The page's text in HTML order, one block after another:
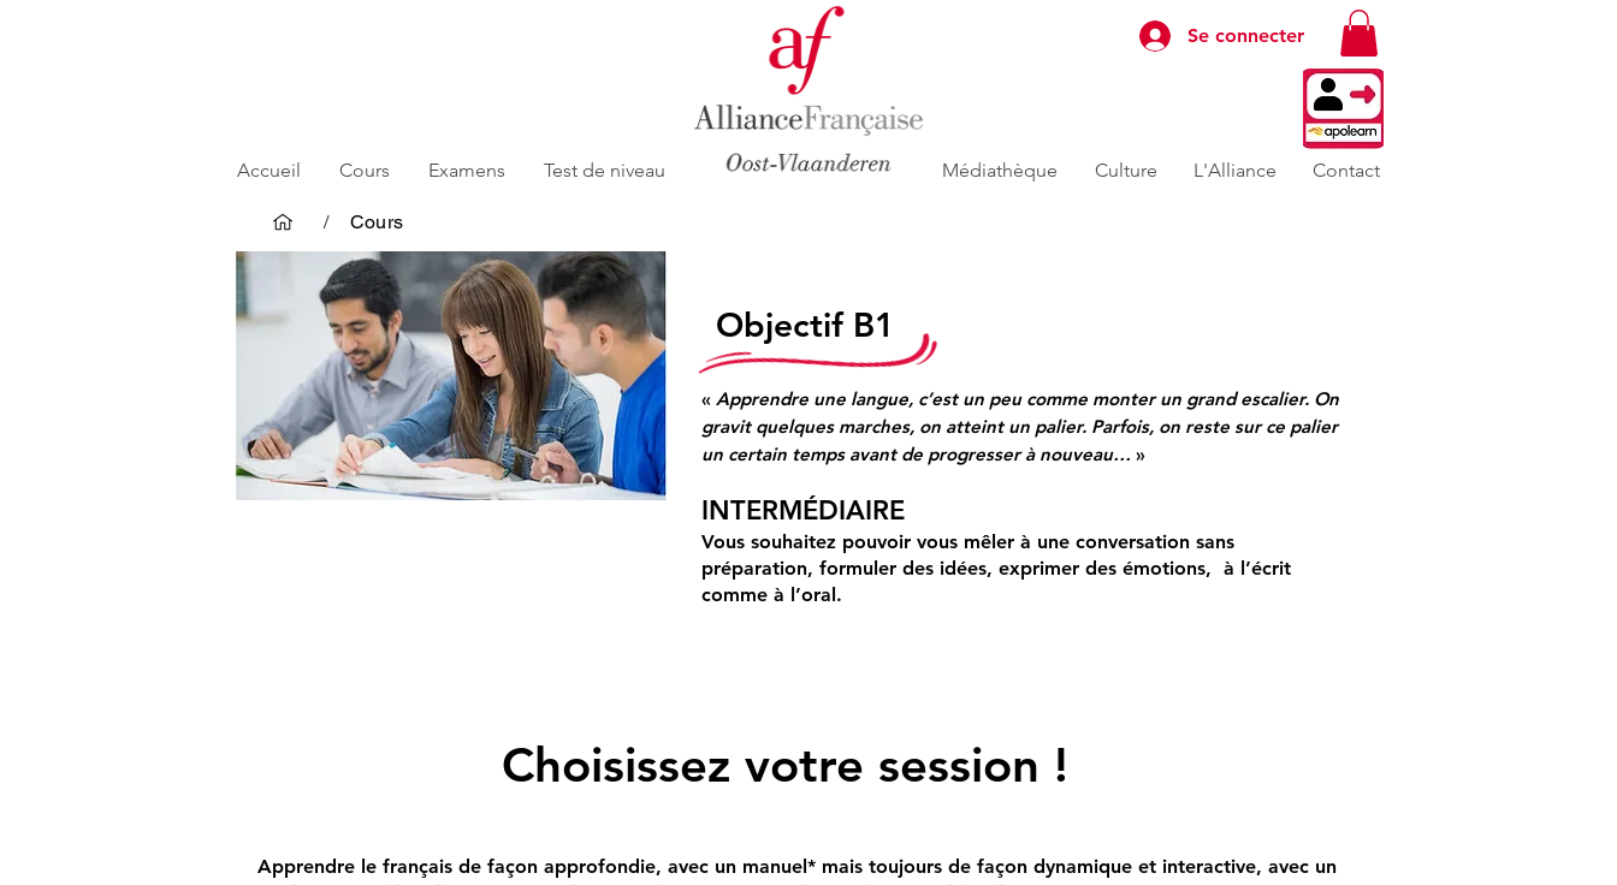
Accueil Cours Examens Test de niveau
Se connecter
Médiathèque Culture L'Alliance Contact
Objectif B1
« Apprendre une langue, c’est un peu comme monter un grand escalier. On
gravit quelques marches, on atteint un palier. Parfois, on reste sur ce palier
un certain temps avant de progresser à nouveau… »
INTERMÉDIAIRE
Vous souhaitez pouvoir vous mêler à une conversation sans
préparation, formuler des idées, exprimer des émotions, à l’écrit
comme à l’oral.
Choisissez votre session !
Apprendre le français de façon approfondie, avec un manuel* mais toujours de façon dynamique et interactive, avec un
/ Cours